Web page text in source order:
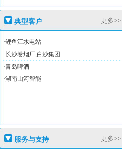
高新技术企业证
典型客户 更多>>
·鲤鱼江水电站
·长沙卷烟厂,白沙集团
·青岛啤酒
·湖南山河智能
服务与支持 更多>>